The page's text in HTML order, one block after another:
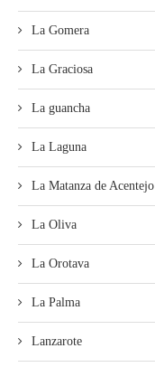
La Gomera
La Graciosa
La guancha
La Laguna
La Matanza de Acentejo
La Oliva
La Orotava
La Palma
Lanzarote